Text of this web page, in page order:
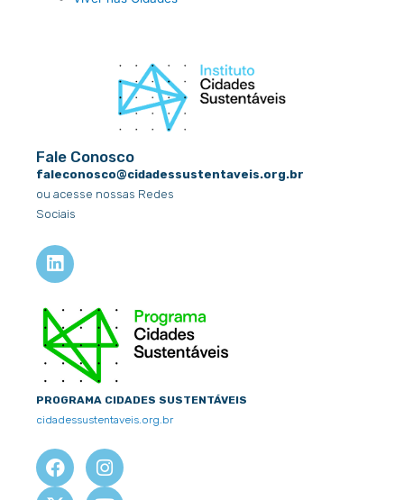
Fale Conosco
faleconosco@cidadessustentaveis.org.br
ou acesse nossas Redes
Sociais
L
i
k
e
d
n
PROGRAMA CIDADES SUSTENTÁVEIS
cidadessustentaveis.org.br
F
a
c
I
n
s
X
-
t
Y
o
u